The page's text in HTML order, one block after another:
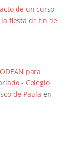
de un curso
fiesta de fin de
para
- Colegio
de Paula en